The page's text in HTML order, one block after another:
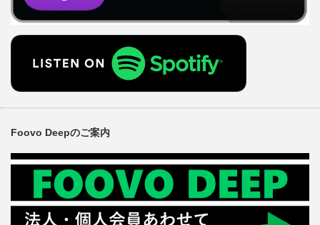
Foovo Deepのご案内